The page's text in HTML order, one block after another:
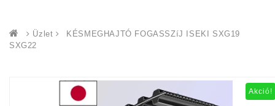
Üzlet
KÉSMEGHAJTÓ FOGASSZíJ ISEKI SXG19
SXG22
Akció!